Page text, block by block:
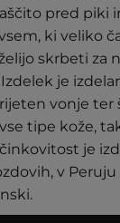
pred piki
ki veliko
skrbeti za
je
vonje ter
tipe kože,
je
v Peruju